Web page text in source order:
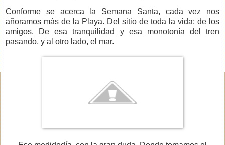
Conforme se acerca la Semana Santa, cada vez nos
añoramos más de la Playa. Del sitio de toda la vida; de los
amigos. De esa tranquilidad y esa monotonía del tren
pasando, y al otro lado, el mar.